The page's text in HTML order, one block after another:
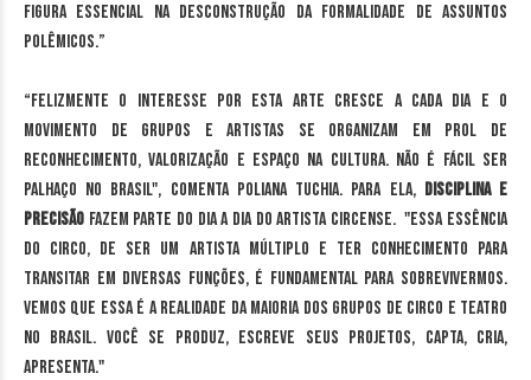
figura essencial na desconstrução da formalidade de assuntos
polêmicos.”
“Felizmente o interesse por esta arte cresce a cada dia e o
movimento de Grupos e artistas se organizam em prol de
reconhecimento, valorização e espaço na cultura. Não é fácil ser
palhaço no Brasil", comenta Poliana Tuchia. Para ela, disciplina e
precisão fazem parte do dia a dia do artista circense. "Essa essência
do circo, de ser um artista múltiplo e ter conhecimento para
transitar em diversas funções, é fundamental para sobrevivermos.
Vemos que essa é a realidade da maioria dos Grupos de circo e teatro
no Brasil. Você se produz, escreve seus projetos, capta, cria,
apresenta."